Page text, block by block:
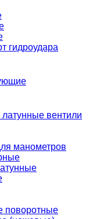
гидроудара
вентили
манометров
поворотные